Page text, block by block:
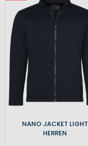
NANO JACKET LIGHT
HERREN